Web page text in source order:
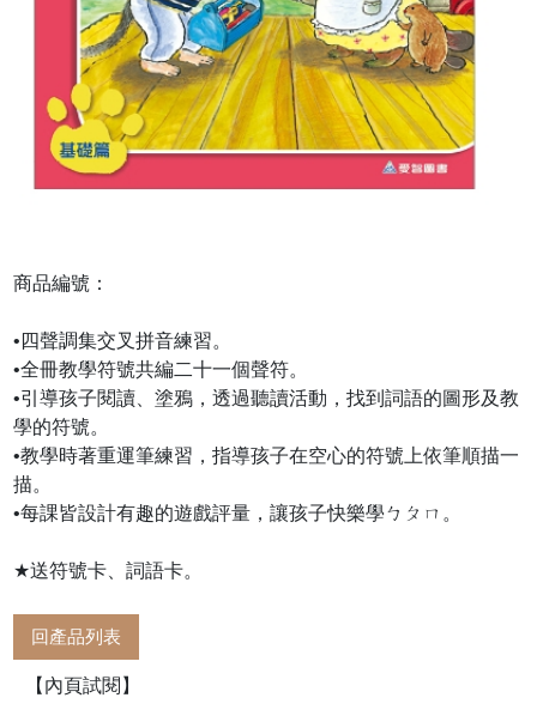
商品編號：
•四聲調集交叉拼音練習。
•全冊教學符號共編二十一個聲符。
•引導孩子閱讀、塗鴉，透過聽讀活動，找到詞語的圖形及教
學的符號。
•教學時著重運筆練習，指導孩子在空心的符號上依筆順描一
描。
•每課皆設計有趣的遊戲評量，讓孩子快樂學ㄅㄆㄇ。
★送符號卡、詞語卡。
回產品列表
【內頁試閱】